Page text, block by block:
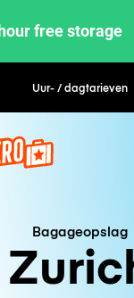
free storage
/ dagtarieven
Bagageopslag